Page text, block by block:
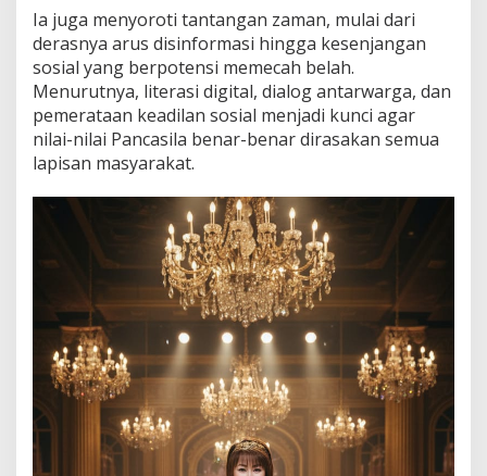
Ia juga menyoroti tantangan zaman, mulai dari
derasnya arus disinformasi hingga kesenjangan
sosial yang berpotensi memecah belah.
Menurutnya, literasi digital, dialog antarwarga, dan
pemerataan keadilan sosial menjadi kunci agar
nilai-nilai Pancasila benar-benar dirasakan semua
lapisan masyarakat.